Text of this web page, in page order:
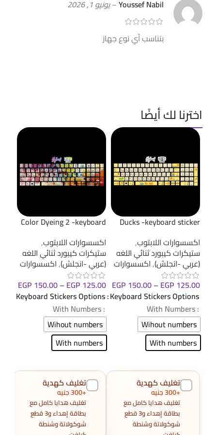
Youssef Nabil
–يونيو 1, 2026
بتناسب أي نوع جهاز
اخترنا لك أيضًا
Ducks -keyboard sticker
اكسسوارات اللابتوب,
ستيكرات كيبورد ثنائي اللغه
(عربي -انجلش),اكسسوارات
EGP 125.00
–
EGP 150.00
Keyboard Stickers Options
: With Numbers
Wihout numbers
With numbers
تغليف كهدية
+300 جنيه
تغليف هدايا كامل مع
بطاقة إهداء و3 قطع
شوكولاتة وشنطة
Color Dyeing 2 -keyboard
اكسسوارات اللابتوب,
ستيكرات كيبورد ثنائي اللغه
(عربي -انجلش),اكسسوارات
EGP 125.00
–
EGP 150.00
Keyboard Stickers Options
: With Numbers
Wihout numbers
With numbers
تغليف كهدية
+300 جنيه
تغليف هدايا كامل مع
بطاقة إهداء و3 قطع
شوكولاتة وشنطة